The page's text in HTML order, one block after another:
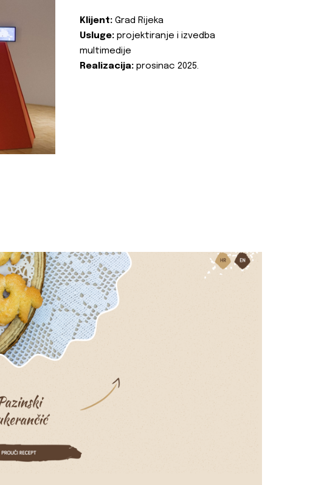
Klijent: Grad Rijeka
Usluge: projektiranje i izvedba
multimedije
Realizacija: prosinac 2025.